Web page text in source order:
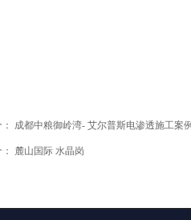
成都中粮御岭湾- 艾尔普斯电渗透施工案例
麓山国际 水晶岗